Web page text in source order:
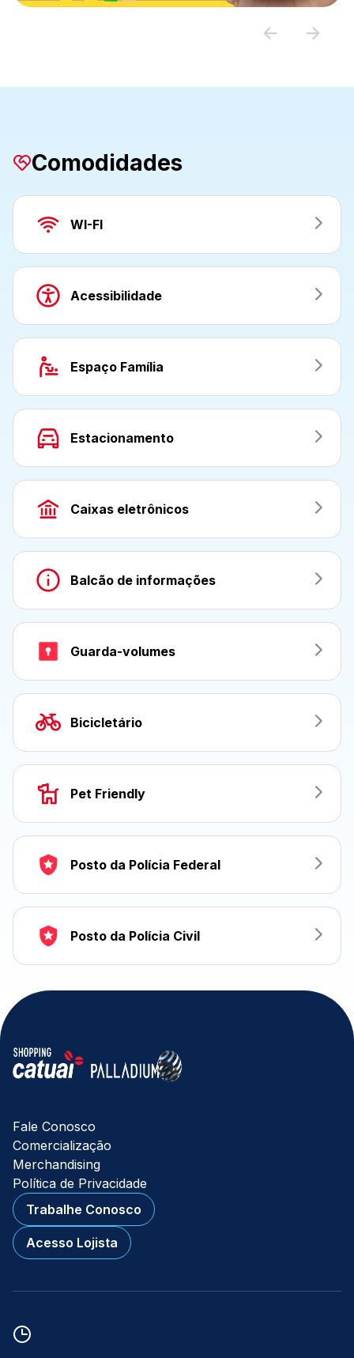
Comodidades
WI-FI
Acessibilidade
Espaço Família
Estacionamento
Caixas eletrônicos
Balcão de informações
Guarda-volumes
Bicicletário
Pet Friendly
Posto da Polícia Federal
Posto da Polícia Civil
Fale Conosco
Comercialização
Merchandising
Política de Privacidade
Trabalhe Conosco
Acesso Lojista